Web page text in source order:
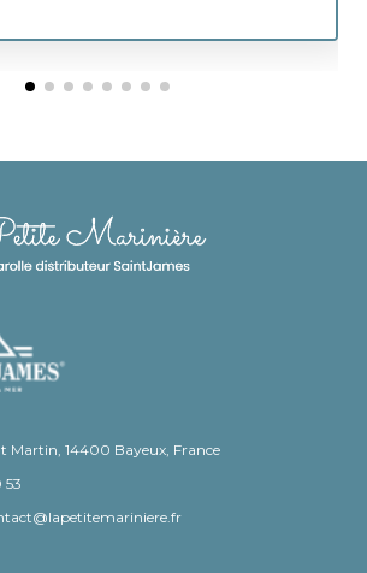
Martin, 14400 Bayeux, France
53